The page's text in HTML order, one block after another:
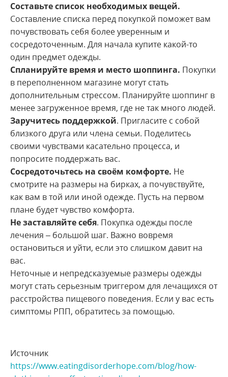
Составьте список необходимых вещей.
Составление списка перед покупкой поможет вам
почувствовать себя более уверенным и
сосредоточенным. Для начала купите какой-то
один предмет одежды.
Спланируйте время и место шоппинга. Покупки
в переполненном магазине могут стать
дополнительным стрессом. Планируйте шоппинг в
менее загруженное время, где не так много людей.
Заручитесь поддержкой. Пригласите с собой
близкого друга или члена семьи. Поделитесь
своими чувствами касательно процесса, и
попросите поддержать вас.
Сосредоточьтесь на своём комфорте. Не
смотрите на размеры на бирках, а почувствуйте,
как вам в той или иной одежде. Пусть на первом
плане будет чувство комфорта.
Не заставляйте себя. Покупка одежды после
лечения – большой шаг. Важно вовремя
остановиться и уйти, если это слишком давит на
вас.
Неточные и непредсказуемые размеры одежды
могут стать серьезным триггером для лечащихся от
расстройства пищевого поведения. Если у вас есть
симптомы РПП, обратитесь за помощью.
Источник
https://www.eatingdisorderhope.com/blog/how-